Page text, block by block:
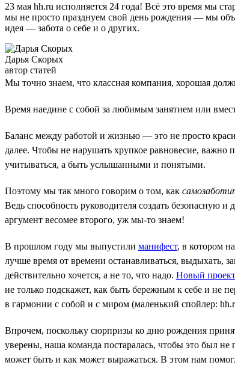
23 мая hh.ru исполняется 24 года! Всё это время мы
мы не просто празднуем свой день рождения — мы
идея — забота о себе и о других.
Дарья Скорых
автор статей
Мы точно знаем, что классная компания, хорошая
Время наедине с собой за любимым занятием или
Баланс между работой и жизнью — это не просто
далее. Чтобы не нарушать хрупкое равновесие,
учитываться, а быть услышанными и понятыми.
Поэтому мы так много говорим о том, как
Ведь способность руководителя создать
аргумент весомее второго, уж мы-то знаем!
В прошлом году мы выпустили манифест, в котором
лучше время от времени останавливаться, выдыхать,
действительно хочется, а не то, что надо. Новый
не только подскажет, как быть бережным к себе и не
в гармонии с собой и с миром (маленький спойлер:
Впрочем, поскольку сюрпризы ко дню рождения
уверены, наша команда постаралась, чтобы это был не
может быть и как может выражаться. В этом нам